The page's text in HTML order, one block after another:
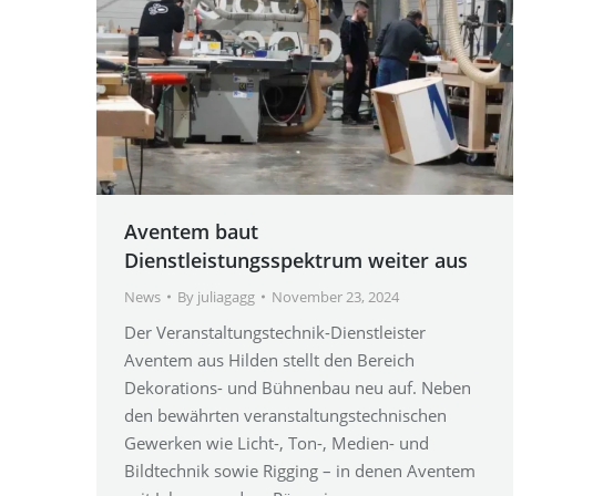
Aventem baut
Dienstleistungsspektrum weiter aus
News By juliagagg November 23, 2024
Der Veranstaltungstechnik-Dienstleister
Aventem aus Hilden stellt den Bereich
Dekorations- und Bühnenbau neu auf. Neben
den bewährten veranstaltungstechnischen
Gewerken wie Licht-, Ton-, Medien- und
Bildtechnik sowie Rigging – in denen Aventem